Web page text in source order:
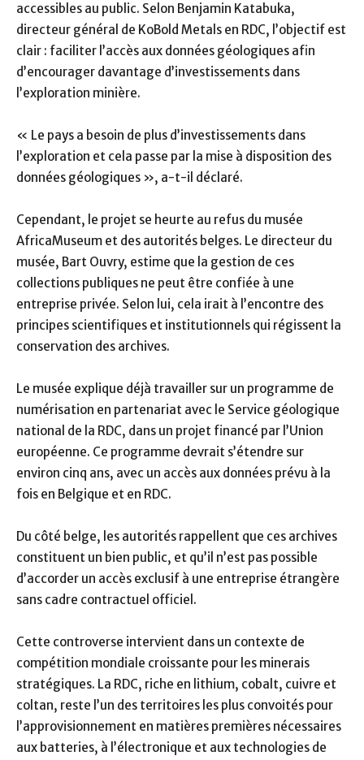
accessibles au public. Selon Benjamin Katabuka,
directeur général de KoBold Metals en RDC, l’objectif est
clair : faciliter l’accès aux données géologiques afin
d’encourager davantage d’investissements dans
l’exploration minière.
« Le pays a besoin de plus d’investissements dans
l’exploration et cela passe par la mise à disposition des
données géologiques », a-t-il déclaré.
Cependant, le projet se heurte au refus du musée
AfricaMuseum et des autorités belges. Le directeur du
musée, Bart Ouvry, estime que la gestion de ces
collections publiques ne peut être confiée à une
entreprise privée. Selon lui, cela irait à l’encontre des
principes scientifiques et institutionnels qui régissent la
conservation des archives.
Le musée explique déjà travailler sur un programme de
numérisation en partenariat avec le Service géologique
national de la RDC, dans un projet financé par l’Union
européenne. Ce programme devrait s’étendre sur
environ cinq ans, avec un accès aux données prévu à la
fois en Belgique et en RDC.
Du côté belge, les autorités rappellent que ces archives
constituent un bien public, et qu’il n’est pas possible
d’accorder un accès exclusif à une entreprise étrangère
sans cadre contractuel officiel.
Cette controverse intervient dans un contexte de
compétition mondiale croissante pour les minerais
stratégiques. La RDC, riche en lithium, cobalt, cuivre et
coltan, reste l’un des territoires les plus convoités pour
l’approvisionnement en matières premières nécessaires
aux batteries, à l’électronique et aux technologies de